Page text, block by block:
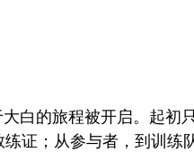
白的旅程被开启。起初
证；从参与者，到训练